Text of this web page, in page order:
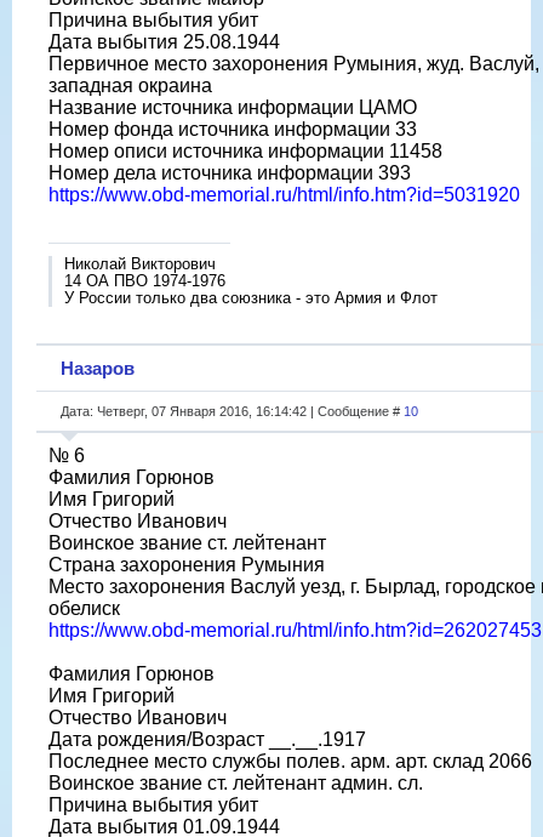
Причина выбытия убит
Дата выбытия 25.08.1944
Первичное место захоронения Румыния, жуд. Васлуй,
западная окраина
Название источника информации ЦАМО
Номер фонда источника информации 33
Номер описи источника информации 11458
Номер дела источника информации 393
https://www.obd-memorial.ru/html/info.htm?id=5031920
Николай Викторович
14 ОА ПВО 1974-1976
У России только два союзника - это Армия и Флот
Назаров
Дата: Четверг, 07 Января 2016, 16:14:42 | Сообщение # 10
№ 6
Фамилия Горюнов
Имя Григорий
Отчество Иванович
Воинское звание ст. лейтенант
Страна захоронения Румыния
Место захоронения Васлуй уезд, г. Бырлад,
обелиск
https://www.obd-memorial.ru/html/info.htm?id=262027453
Фамилия Горюнов
Имя Григорий
Отчество Иванович
Дата рождения/Возраст __.__.1917
Последнее место службы полев. арм. арт. склад 2066
Воинское звание ст. лейтенант админ. сл.
Причина выбытия убит
Дата выбытия 01.09.1944